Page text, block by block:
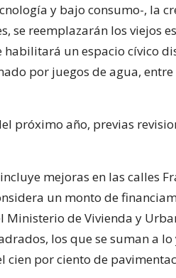
y bajo consumo-, la
se reemplazarán los viejos
un espacio cívico
por juegos de agua,
próximo año, previas
mejoras en las calles
un monto de
Ministerio de Vivienda y
los que se suman a lo
cien por ciento de